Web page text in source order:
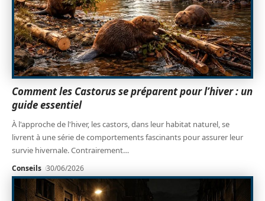
Comment les Castorus se préparent pour l’hiver : un
guide essentiel
À l'approche de l'hiver, les castors, dans leur habitat naturel, se
livrent à une série de comportements fascinants pour assurer leur
survie hivernale. Contrairement…
Conseils 30/06/2026